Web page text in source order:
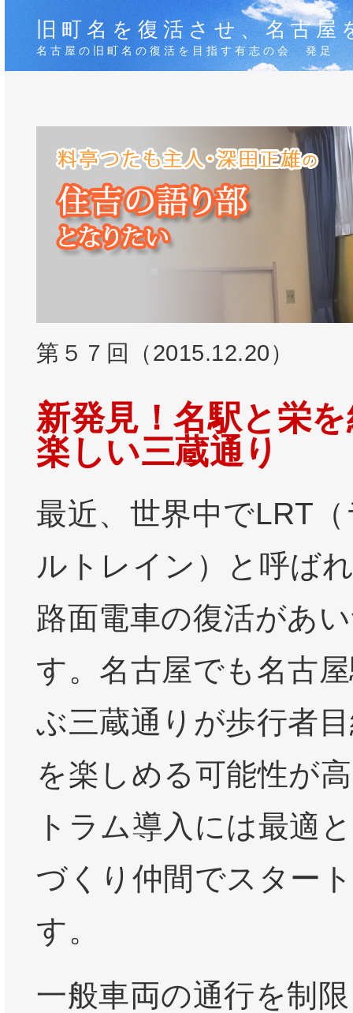
旧町名を復活させ、名古
名古屋の旧町名の復活を目指す有志の会 発足
第５７回（2015.12.20）
新発見！名駅と栄
楽しい三蔵通り
最近、世界中でLRT
ルトレイン）と呼ば
路面電車の復活があ
す。名古屋でも名古
ぶ三蔵通りが歩行者
を楽しめる可能性が
トラム導入には最適
づくり仲間でスター
す。
一般車両の通行を制